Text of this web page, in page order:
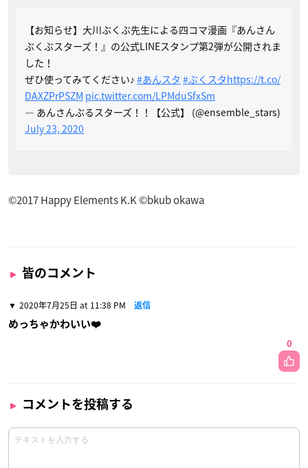
【お知らせ】大川ぶくぶ先生による四コマ漫画『あんさん
ぶくぶスターズ！』の公式LINEスタンプ第2弾が公開されま
した！
ぜひ使ってみてください♪ #あんスタ #ぶくスタhttps://t.co/
DAXZPrPSZM pic.twitter.com/LPMduSfxSm
— あんさんぶるスターズ！！【公式】 (@ensemble_stars)
July 23, 2020
©2017 Happy Elements K.K ©bkub okawa
皆のコメント
2020年7月25日 at 11:38 PM 返信
めっちゃかわいい❤️
0
コメントを投稿する